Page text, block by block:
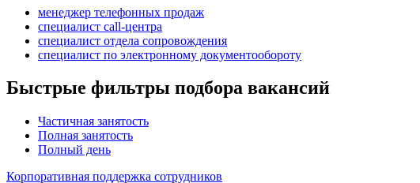
менеджер телефонных продаж
специалист call-центра
специалист отдела сопровождения
специалист по электронному документообороту
Быстрые фильтры подбора вакансий
Частичная занятость
Полная занятость
Полный день
Корпоративная поддержка сотрудников